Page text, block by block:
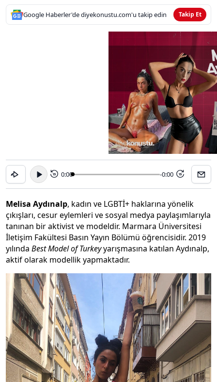
Google Haberler'de diyekonustu.com'u takip edin Takip Et
15 0:00 -0:00 15
Melisa Aydınalp, kadın ve LGBTİ+ haklarına yönelik
çıkışları, cesur eylemleri ve sosyal medya paylaşımlarıyla
tanınan bir aktivist ve modeldir. Marmara Üniversitesi
İletişim Fakültesi Basın Yayın Bölümü öğrencisidir. 2019
yılında Best Model of Turkeyyarışmasına katılan Aydınalp,
aktif olarak modellik yapmaktadır.